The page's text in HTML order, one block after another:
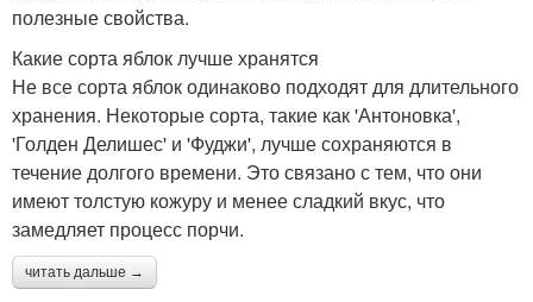
полезные свойства.
Какие сорта яблок лучше хранятся
Не все сорта яблок одинаково подходят для длительного
хранения. Некоторые сорта, такие как 'Антоновка',
'Голден Делишес' и 'Фуджи', лучше сохраняются в
течение долгого времени. Это связано с тем, что они
имеют толстую кожуру и менее сладкий вкус, что
замедляет процесс порчи.
читать дальше →